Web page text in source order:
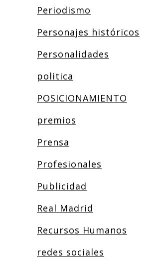
Periodismo
Personajes históricos
Personalidades
politica
POSICIONAMIENTO
premios
Prensa
Profesionales
Publicidad
Real Madrid
Recursos Humanos
redes sociales